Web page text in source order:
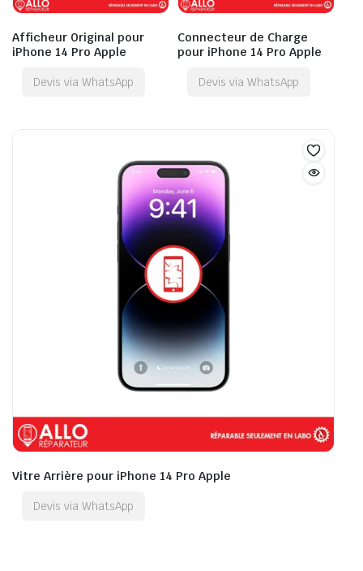
Afficheur Original pour
iPhone 14 Pro Apple
Devis via WhatsApp
Connecteur de Charge
pour iPhone 14 Pro Apple
Devis via WhatsApp
Vitre Arrière pour iPhone 14 Pro Apple
Devis via WhatsApp